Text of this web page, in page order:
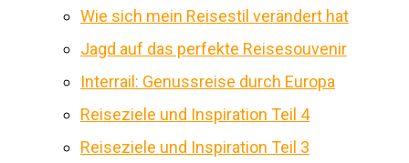
Wie sich mein Reisestil verändert hat
Jagd auf das perfekte Reisesouvenir
Interrail: Genussreise durch Europa
Reiseziele und Inspiration Teil 4
Reiseziele und Inspiration Teil 3